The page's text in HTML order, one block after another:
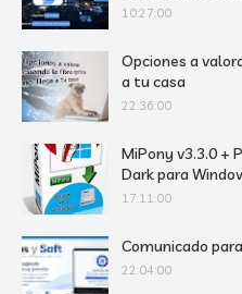
10:27:00
Opciones a
a tu casa
22:36:00
MiPony v3.3.0 +
Dark para
17:11:00
Comunicado
22:04:00